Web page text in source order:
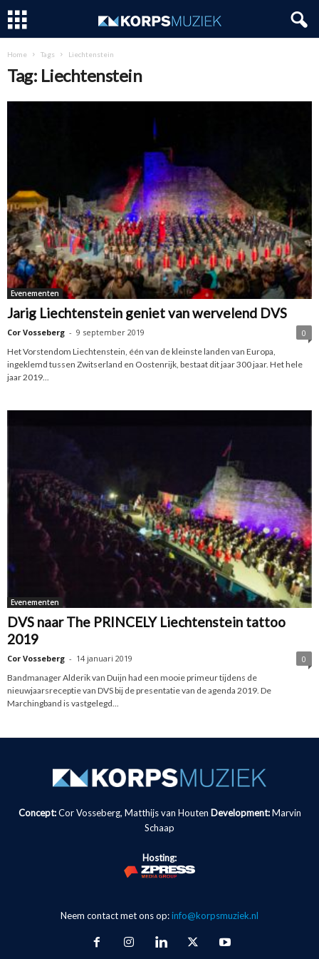
Home Tags Liechtenstein
Tag: Liechtenstein
Evenementen
Jarig Liechtenstein geniet van wervelend DVS
Cor Vosseberg - 9 september 2019
0
Het Vorstendom Liechtenstein, één van de kleinste landen van Europa,
ingeklemd tussen Zwitserland en Oostenrijk, bestaat dit jaar 300 jaar. Het hele
jaar 2019...
Evenementen
DVS naar The PRINCELY Liechtenstein tattoo
2019
Cor Vosseberg - 14 januari 2019
0
Bandmanager Alderik van Duijn had een mooie primeur tijdens de
nieuwjaarsreceptie van DVS bij de presentatie van de agenda 2019. De
Marchingband is vastgelegd...
Concept:Cor Vosseberg, Matthijs van Houten Development: Marvin
Schaap
Hosting:
Neem contact met ons op:info@korpsmuziek.nl